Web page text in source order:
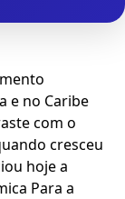
e no Caribe
com o
cresceu
hoje a
Para a